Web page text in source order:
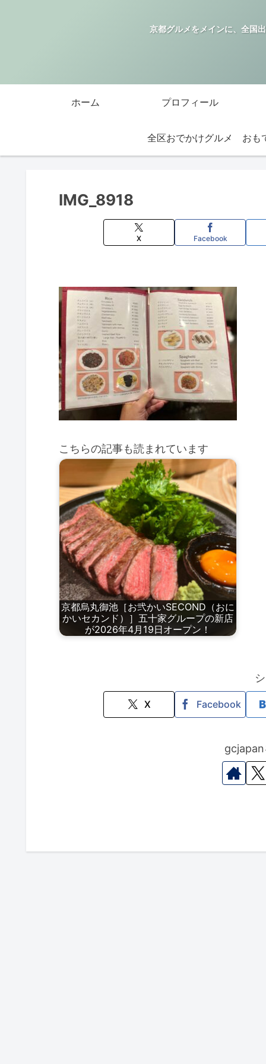
京都グルメをメインに、全国
ホーム プロフィール
全区おでかけグルメ
IMG_8918
X Facebook
こちらの記事も読まれています
京都烏丸御池［お弐かいSECOND（おに
かいセカンド）］五十家グループの新店
が2026年4月19日オープン！
X Facebook
gcjapan